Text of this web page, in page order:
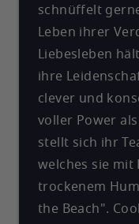
schnüffelt
Leben ihrer
Liebesleben
ihre
clever und
voller Power
stellt sich ihr
welches sie
trockenem
the Beach".